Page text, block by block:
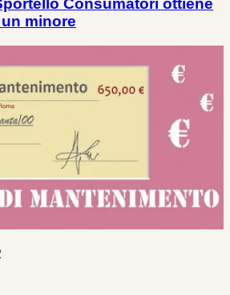
Consumatori ottiene
minore